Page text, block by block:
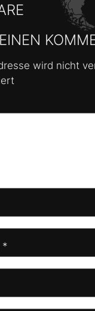
wird nicht
*